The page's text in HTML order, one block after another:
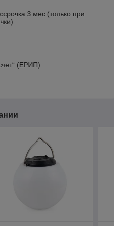
3 мес (только при
(ЕРИП)